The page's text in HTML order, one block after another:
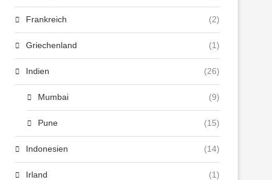
Frankreich (2)
Griechenland (1)
Indien (26)
Mumbai (9)
Pune (15)
Indonesien (14)
Irland (1)